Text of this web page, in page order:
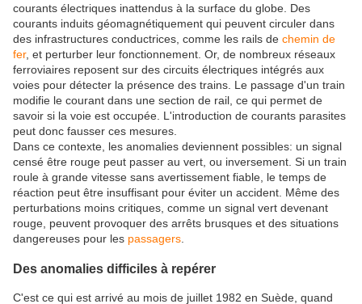
courants électriques inattendus à la surface du globe. Des
courants induits géomagnétiquement qui peuvent circuler dans
des infrastructures conductrices, comme les rails de chemin de
fer, et perturber leur fonctionnement. Or, de nombreux réseaux
ferroviaires reposent sur des circuits électriques intégrés aux
voies pour détecter la présence des trains. Le passage d'un train
modifie le courant dans une section de rail, ce qui permet de
savoir si la voie est occupée. L'introduction de courants parasites
peut donc fausser ces mesures.
Dans ce contexte, les anomalies deviennent possibles: un signal
censé être rouge peut passer au vert, ou inversement. Si un train
roule à grande vitesse sans avertissement fiable, le temps de
réaction peut être insuffisant pour éviter un accident. Même des
perturbations moins critiques, comme un signal vert devenant
rouge, peuvent provoquer des arrêts brusques et des situations
dangereuses pour les passagers
Des anomalies difficiles à repérer
C'est ce qui est arrivé au mois de juillet 1982 en Suède, quand